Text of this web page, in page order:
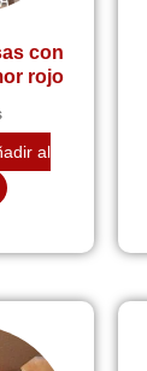
con
rojo
al